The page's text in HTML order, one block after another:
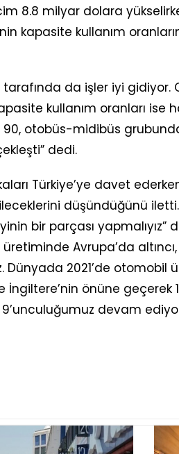
8.8 milyar dolara
kapasite kullanım
da işler iyi gidiyor.
kullanım oranları
otobüs-midibüs
dedi.
Türkiye’ye davet
düşündüğünü iletti.
bir parçası yapmalıyız”
Avrupa’da
2021’de otomobil
İngiltere’nin önüne
devam